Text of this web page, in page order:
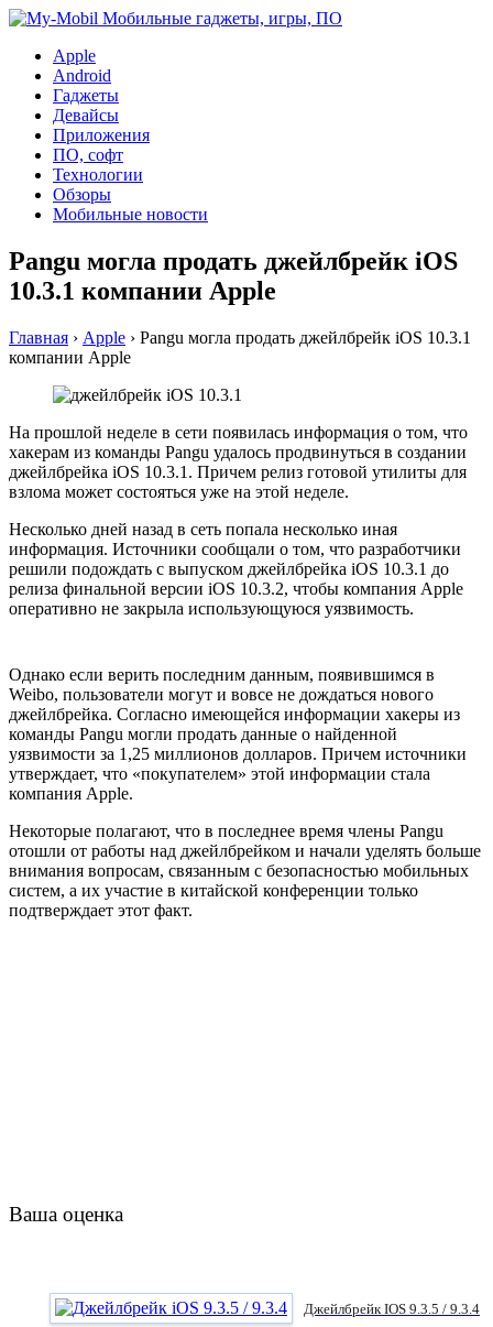
Apple
Android
Гаджеты
Девайсы
Приложения
ПО, софт
Технологии
Обзоры
Мобильные новости
Pangu могла продать джейлбрейк iOS
10.3.1 компании Apple
Главная › Apple › Pangu могла продать джейлбрейк iOS 10.3.1
компании Apple
На прошлой неделе в сети появилась информация о том, что
хакерам из команды Pangu удалось продвинуться в создании
джейлбрейка iOS 10.3.1. Причем релиз готовой утилиты для
взлома может состояться уже на этой неделе.
Несколько дней назад в сеть попала несколько иная
информация. Источники сообщали о том, что разработчики
решили подождать с выпуском джейлбрейка iOS 10.3.1 до
релиза финальной версии iOS 10.3.2, чтобы компания Apple
оперативно не закрыла использующуюся уязвимость.
Однако если верить последним данным, появившимся в
Weibo, пользователи могут и вовсе не дождаться нового
джейлбрейка. Согласно имеющейся информации хакеры из
команды Pangu могли продать данные о найденной
уязвимости за 1,25 миллионов долларов. Причем источники
утверждает, что «покупателем» этой информации стала
компания Apple.
Некоторые полагают, что в последнее время члены Pangu
отошли от работы над джейлбрейком и начали уделять больше
внимания вопросам, связанным с безопасностью мобильных
систем, а их участие в китайской конференции только
подтверждает этот факт.
Ваша оценка
Джейлбрейк IOS 9.3.5 / 9.3.4